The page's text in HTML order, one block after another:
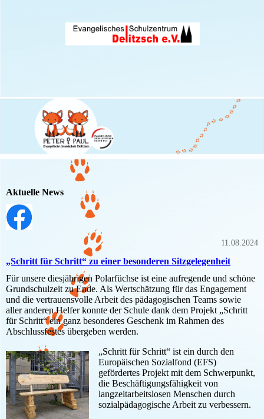
Aktuelle News
11.08.2024
„Schritt für Schritt“ zu einer besonderen Sitzgelegenheit
Für unsere diesjährigen Polarfüchse ist eine aufregende und schöne
Grundschulzeit zu Ende. Als Wertschätzung für das Engagement
und die vertrauensvolle Arbeit des pädagogischen Teams sowie
aller anderen Helfer konnte der Schule dank dem Projekt „Schritt
für Schritt“ ein ganz besonderes Geschenk im Rahmen des
Abschlussfestes übergeben werden.
„Schritt für Schritt“ ist ein durch den
Europäischen Sozialfond (EFS)
gefördertes Projekt mit dem Schwerpunkt,
die Beschäftigungsfähigkeit von
langzeitarbeitslosen Menschen durch
sozialpädagogische Arbeit zu verbessern.